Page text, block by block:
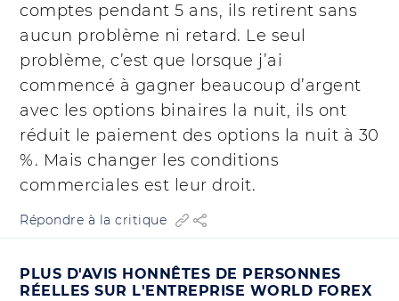
comptes pendant 5 ans, ils retirent sans
aucun problème ni retard. Le seul
problème, c’est que lorsque j’ai
commencé à gagner beaucoup d’argent
avec les options binaires la nuit, ils ont
réduit le paiement des options la nuit à 30
%. Mais changer les conditions
commerciales est leur droit.
Répondre à la critique
PLUS D'AVIS HONNÊTES DE PERSONNES
RÉELLES SUR L'ENTREPRISE WORLD FOREX